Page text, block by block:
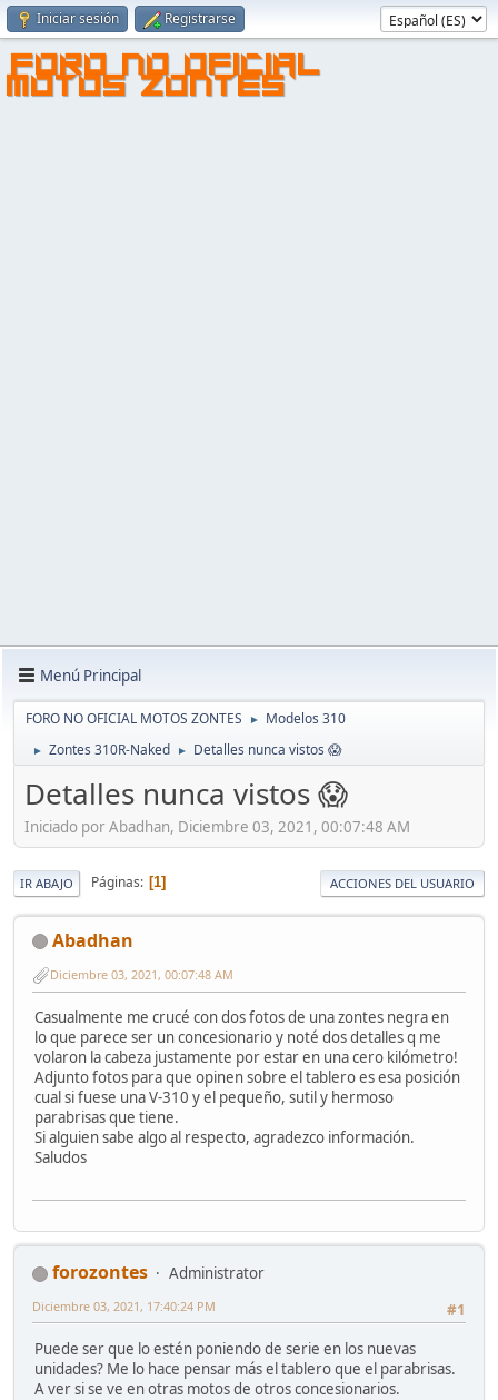
Iniciar sesión Registrarse
FORO NO OFICIAL
MOTOS ZONTES
Menú Principal
FORO NO OFICIAL MOTOS ZONTES ► Modelos 310
► Zontes 310R-Naked ► Detalles nunca vistos 😱
Detalles nunca vistos 😱
Iniciado por Abadhan, Diciembre 03, 2021, 00:07:48 AM
IR ABAJO Páginas 1 ACCIONES DEL USUARIO
Abadhan
Diciembre 03, 2021, 00:07:48 AM
Casualmente me crucé con dos fotos de una zontes negra en
lo que parece ser un concesionario y noté dos detalles q me
volaron la cabeza justamente por estar en una cero kilómetro!
Adjunto fotos para que opinen sobre el tablero es esa posición
cual si fuese una V-310 y el pequeño, sutil y hermoso
parabrisas que tiene.
Si alguien sabe algo al respecto, agradezco información.
Saludos
forozontes
Administrator
#1
Diciembre 03, 2021, 17:40:24 PM
Puede ser que lo estén poniendo de serie en los nuevas
unidades? Me lo hace pensar más el tablero que el parabrisas.
A ver si se ve en otras motos de otros concesionarios.